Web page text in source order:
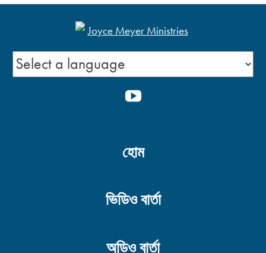
আমাদের শান্তির প্রভু
প্রথম বিষয়ের নিয়ম/আইন -২
প্রথম বিষয়ের নিয়ম/আইন -১
হোম
ভিডিও বার্তা
অডিও বার্তা